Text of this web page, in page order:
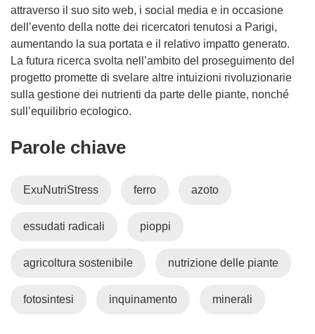
attraverso il suo sito web, i social media e in occasione
dell’evento della notte dei ricercatori tenutosi a Parigi,
aumentando la sua portata e il relativo impatto generato.
La futura ricerca svolta nell’ambito del proseguimento del
progetto promette di svelare altre intuizioni rivoluzionarie
sulla gestione dei nutrienti da parte delle piante, nonché
sull’equilibrio ecologico.
Parole chiave
ExuNutriStress ferro azoto
essudati radicali pioppi
agricoltura sostenibile nutrizione delle piante
fotosintesi inquinamento minerali